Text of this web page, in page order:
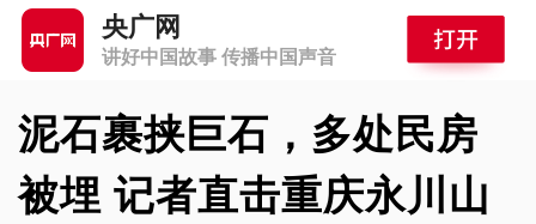
央广网
讲好中国故事 传播中国声音
泥石裹挟巨石，多处民房
被埋 记者直击重庆永川山